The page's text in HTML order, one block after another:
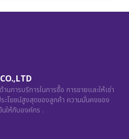
การบริการในการซื้อ การขายและให้เช่า
โยชน์สูงสุดของลูกค้า ความมั่นคงของ
ให้กับองค์กร .